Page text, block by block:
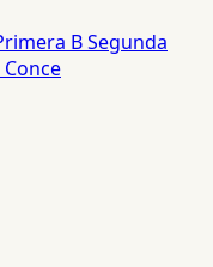
BSegunda
Conce